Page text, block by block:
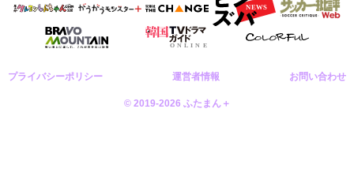
プライバシーポリシー 運営者情報 お問い合わせ
© 2019-2026 ふたまん＋